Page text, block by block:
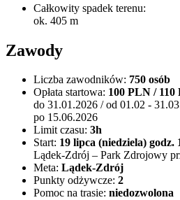
Całkowity spadek terenu:
ok. 405 m
Zawody
Liczba zawodników: 750 osób
Opłata startowa: 100 PLN /
do 31.01.2026 / od 01.02 -
po 15.06.2026
Limit czasu: 3h
Start: 19 lipca (niedziela) godz.
Lądek-Zdrój – Park Zdrojowy
Meta: Lądek-Zdrój
Punkty odżywcze: 2
Pomoc na trasie: niedozwolona